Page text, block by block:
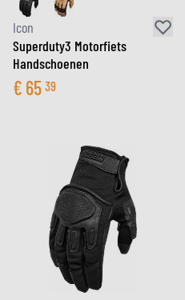
Icon
Superduty3 Motorfiets
Handschoenen
€ 65 39